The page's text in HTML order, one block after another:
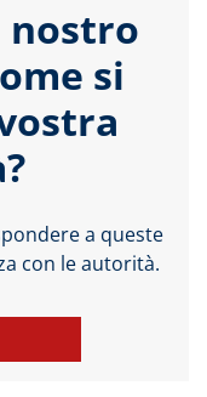
nostro
si
a queste
con le autorità.